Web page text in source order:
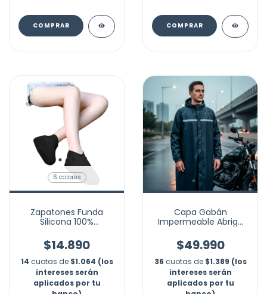
COMPRAR COMPRAR
6 colores
Zapatones Funda
Silicona 100%
Lluvia Moto Marca
Nubotta
$14.890
14 cuotas de $1.064 (los
intereses serán
aplicados por tu
Capa Gabán
Impermeable Abrigo
$49.990
36 cuotas de $1.389 (los
intereses serán
aplicados por tu